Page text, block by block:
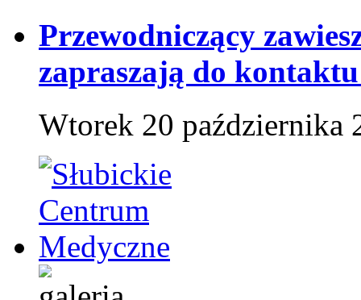
Przewodniczący
zapraszają do
Wtorek 20 października